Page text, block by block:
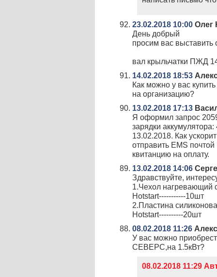
23.02.2018 10:00 Олег
День добрый
просим вас выставить
вал крыльчатки ПЖД
14.02.2018 18:53
Как можно у вас
на организацию?
13.02.2018 17:13
Я оформил запрос
зарядки
13.02.2018. Как
отправить EMS
квитанцию на оплату.
13.02.2018 14:06
Здравствуйте,
1.Чехол нагревающий
Hotstart-----------10шт
2.Пластина
Hotstart----------20шт
08.02.2018 11:26
У вас можно
СЕВЕРС,на 1.5кВт?
08.02.2018 11:29